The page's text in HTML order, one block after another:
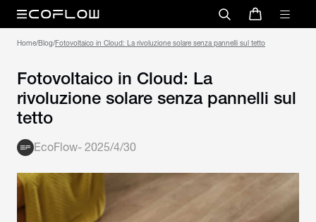
Home/Blog/Fotovoltaico in Cloud: La rivoluzione solare senza pannelli sul tetto
Fotovoltaico in Cloud: La
rivoluzione solare senza pannelli sul
tetto
EcoFlow- 2025/4/30